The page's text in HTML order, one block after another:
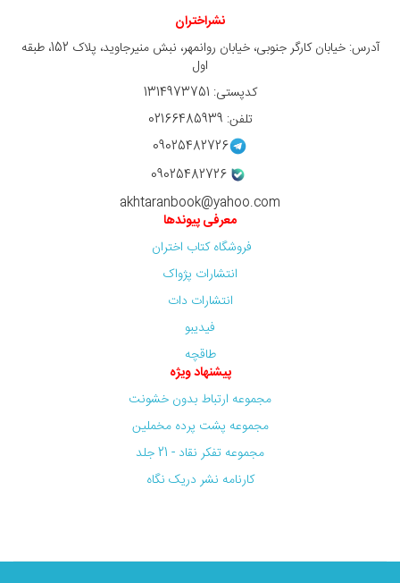
نشراختران
آدرس: خیابان کارگر جنوبی، خیابان روانمهر، نبش منیرجاوید، پلاک 152، طبقه
اول
کدپستی: 1314973751
تلفن: 02166485939
09025482726
09025482726
akhtaranbook@yahoo.com
معرفی پیوندها
فروشگاه کتاب اختران
انتشارات پژواک
انتشارات دات
فیدیبو
طاقچه
پیشنهاد ویژه
مجموعه ارتباط بدون خشونت
مجموعه پشت پرده مخملین
مجموعه تفکر نقاد - 21 جلد
کارنامه نشر دریک نگاه